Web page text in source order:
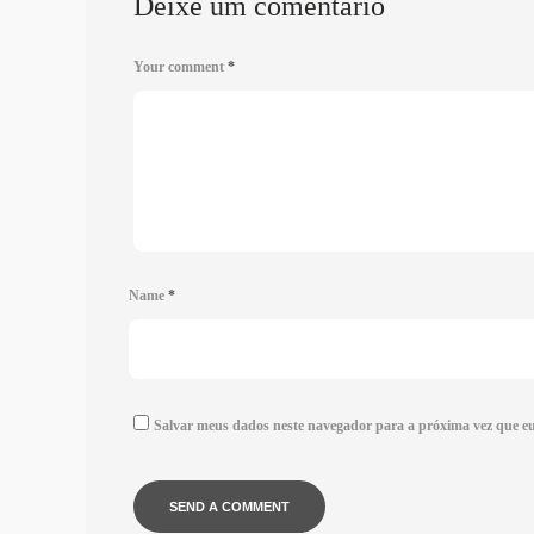
Your comment *
Name *
Salvar meus dados neste navegador para a próxima vez que